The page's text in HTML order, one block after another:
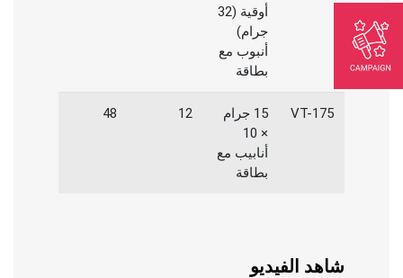
أوقية (32
جرام)
أنبوب مع
بطاقة
VT-175
15 جرام
× 10
أنابيب مع
بطاقة
12
48
شاهد الفيديو